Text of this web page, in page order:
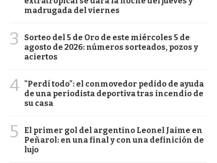
madrugada del viernes
3
Sorteo del 5 de Oro de este miércoles 5 de
agosto de 2026: números sorteados, pozos y
aciertos
4 "Perdí todo": el conmovedor pedido de ayuda
de una periodista deportiva tras incendio de
su casa
5
El primer gol del argentino Leonel Jaime en
Peñarol: en una final y con una definición de
lujo